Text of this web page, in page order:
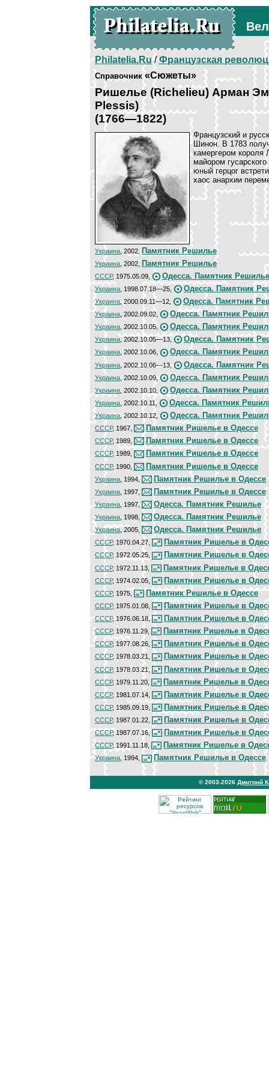
Philatelia.Ru/Французская
Справочник«Сюжеты»
Ришелье (Richelieu) Арман
Plessis)
(1766—1822)
Французский и
Шинон. В 1783
камергером
майором
юный герцог
хаос анархии
Украина , 2002,Памятник Решилье
Украина , 2002, Памятник Решилье
СССР, 1975.05.09, Одесса. Памятник Решилье
Украина , 1998.07.18—25, Одесса. Памятник
Украина, 2000.09.11—12, Одесса. Памятник
Украина , 2002.09.02, Одесса. Памятник
Украина , 2002.10.05, Одесса. Памятник
Украина , 2002.10.05—13, Одесса. Памятник
Украина , 2002.10.06, Одесса. Памятник
Украина , 2002.10.06—13, Одесса. Памятник
Украина , 2002.10.09, Одесса. Памятник
Украина , 2002.10.10, Одесса. Памятник
Украина , 2002.10.11, Одесса. Памятник
Украина, 2002.10.12, Одесса. Памятник
СССР, 1967, Памятник Ришелье в Одессе
СССР, 1989, Памятник Ришелье в Одессе
СССР, 1989, Памятник Ришелье в Одессе
СССР, 1990, Памятник Ришелье в Одессе
Украина , 1994, Памятник Решилье в Одессе
Украина , 1997, Памятник Решилье в Одессе
Украина , 1997, Одесса. Памятник Решилье
Украина , 1998, Одесса. Памятник Решилье
Украина , 2005, Одесса. Памятник Решилье
СССР, 1970.04.27, Памятник Ришелье в
СССР, 1972.05.25, Памятник Ришелье в
СССР, 1972.11.13, Памятник Ришелье в
СССР, 1974.02.05, Памятник Ришелье в
СССР, 1975, Памятник Решилье в Одессе
СССР, 1975.01.08, Памятник Ришелье в
СССР, 1976.06.18, Памятник Ришелье в
СССР, 1976.11.29, Памятник Ришелье в
СССР, 1977.08.26, Памятник Ришелье в
СССР, 1978.03.21, Памятник Ришелье в
СССР, 1978.03.21, Памятник Ришелье в
СССР, 1979.11.20, Памятник Ришелье в
СССР, 1981.07.14, Памятник Ришелье в
СССР, 1985.09.19, Памятник Ришелье в
СССР, 1987.01.22, Памятник Ришелье в
СССР, 1987.07.16, Памятник Ришелье в
СССР, 1991.11.18, Памятник Ришелье в
Украина , 1994, Памятник Решилье в Одессе
© 2003-2026 Дмитрий